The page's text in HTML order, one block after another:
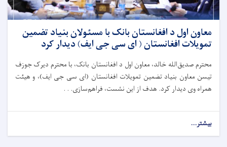
معاون اول د افغانستان بانک با مسئولان بنیاد تضمین
تمویلات افغانستان ( ای سی جی ایف) دیدار کرد
محترم صدیق‌الله خالد، معاون اول د افغانستان بانک، با محترم دیرک جوزف
تیسن معاون بنیاد تضمین تمویلات افغانستان (ای سی جی ایف)، و هیئت
همراه وی دیدار کرد. هدف از این نشست، فراهم‌سازی. . .
بیشتر...